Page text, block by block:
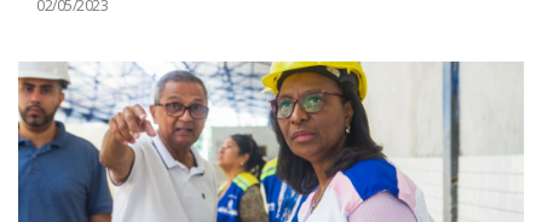
02/05/2023